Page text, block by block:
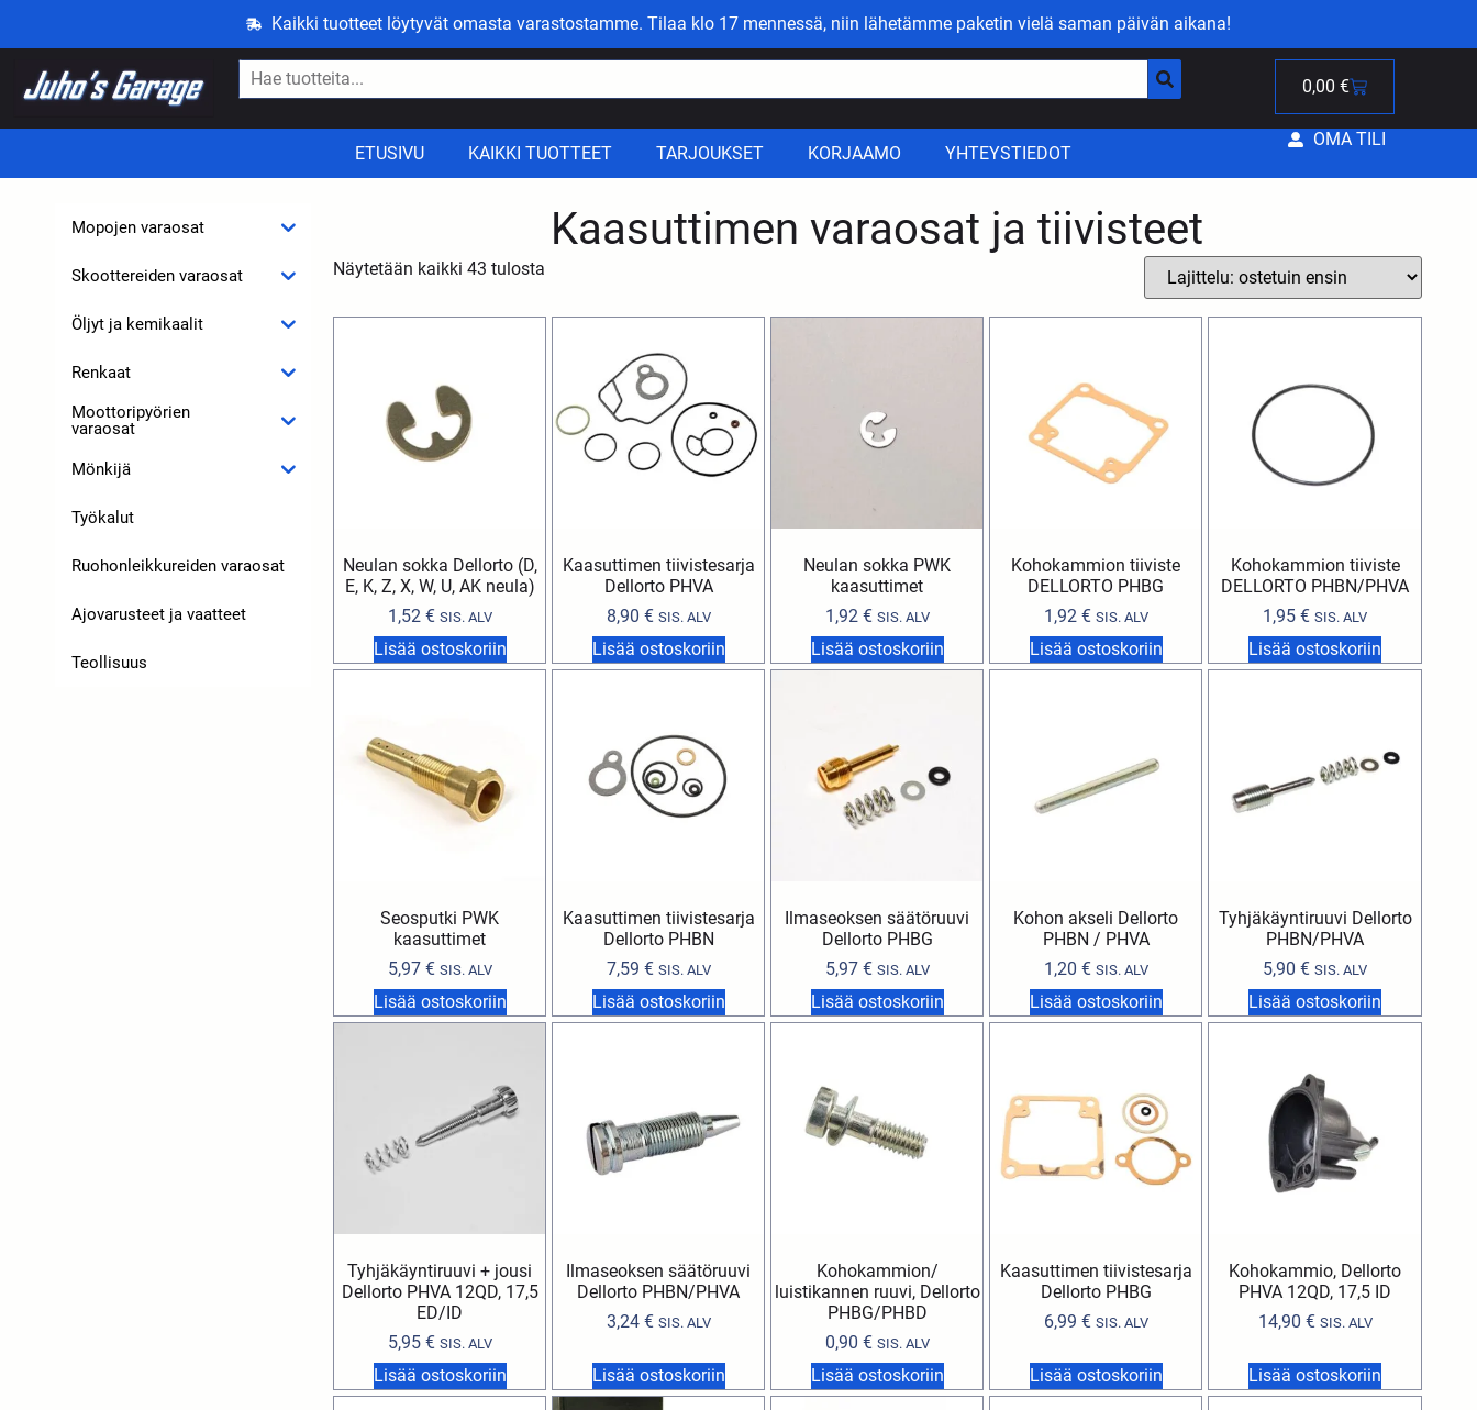
Kaikki tuotteet löytyvät omasta varastostamme. Tilaa klo 17 mennessä, niin lähetämme paketin vielä saman päivän aikana!
0,00 €
ETUSIVU KAIKKI TUOTTEET TARJOUKSET KORJAAMO YHTEYSTIEDOT
OMA TILI
Mopojen varaosat
Skoottereiden varaosat
Öljyt ja kemikaalit
Renkaat
Moottoripyörien
varaosat
Mönkijä
Työkalut
Ruohonleikkureiden varaosat
Ajovarusteet ja vaatteet
Teollisuus
Kaasuttimen varaosat ja tiivisteet
Näytetään kaikki 43 tulosta
Neulan sokka Dellorto (D,
E, K, Z, X, W, U, AK neula)
1,52 € SIS. ALV
Lisää ostoskoriin
Kaasuttimen tiivistesarja
Dellorto PHVA
8,90 € SIS. ALV
Lisää ostoskoriin
Neulan sokka PWK
kaasuttimet
1,92 € SIS. ALV
Lisää ostoskoriin
Kohokammion tiiviste
DELLORTO PHBG
1,92 € SIS. ALV
Lisää ostoskoriin
Kohokammion tiiviste
DELLORTO PHBN/PHVA
1,95€ SIS. ALV
Lisää ostoskoriin
Seosputki PWK
kaasuttimet
5,97 € SIS. ALV
Lisää ostoskoriin
Kaasuttimen tiivistesarja
Dellorto PHBN
7,59 € SIS. ALV
Lisää ostoskoriin
Ilmaseoksen säätöruuvi
Dellorto PHBG
5,97 € SIS. ALV
Lisää ostoskoriin
Kohon akseli Dellorto
PHBN / PHVA
1,20 € SIS. ALV
Lisää ostoskoriin
Tyhjäkäyntiruuvi Dellorto
PHBN/PHVA
5,90€ SIS. ALV
Lisää ostoskoriin
Tyhjäkäyntiruuvi + jousi
Dellorto PHVA 12QD, 17,5
ED/ID
5,95 € SIS. ALV
Lisää ostoskoriin
Ilmaseoksen säätöruuvi
Dellorto PHBN/PHVA
3,24 € SIS. ALV
Lisää ostoskoriin
Kohokammion/
luistikannen ruuvi, Dellorto
PHBG/PHBD
0,90 € SIS. ALV
Lisää ostoskoriin
Kaasuttimen tiivistesarja
Dellorto PHBG
6,99 € SIS. ALV
Lisää ostoskoriin
Kohokammio, Dellorto
PHVA 12QD, 17,5 ID
14,90 € SIS. ALV
Lisää ostoskoriin